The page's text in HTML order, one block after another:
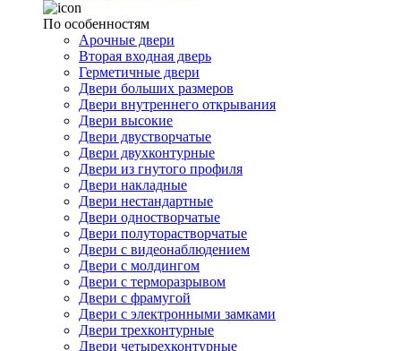
По особенностям
Арочные двери
Вторая входная дверь
Герметичные двери
Двери больших размеров
Двери внутреннего открывания
Двери высокие
Двери двустворчатые
Двери двухконтурные
Двери из гнутого профиля
Двери накладные
Двери нестандартные
Двери одностворчатые
Двери полуторастворчатые
Двери с видеонаблюдением
Двери с молдингом
Двери с терморазрывом
Двери с фрамугой
Двери с электронными замками
Двери трехконтурные
Двери четырехконтурные